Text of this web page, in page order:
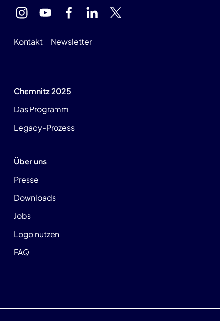
Kontakt Newsletter
Chemnitz 2025
Das Programm
Legacy-Prozess
Über uns
Presse
Downloads
Jobs
Logo nutzen
FAQ